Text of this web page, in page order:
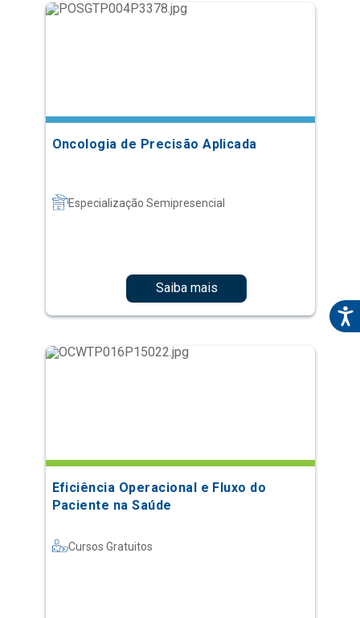
Oncologia de Precisão Aplicada
Especialização Semipresencial
Saiba mais
Eficiência Operacional e Fluxo do
Paciente na Saúde
Cursos Gratuitos